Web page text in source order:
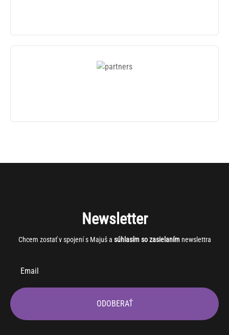
Newsletter
Chcem zostať v spojení s Majuš a súhlasím so zasielanímnewslettra
ODOBERAŤ